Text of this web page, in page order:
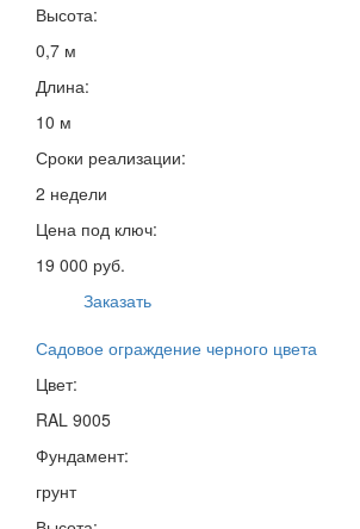
Высота:
0,7 м
Длина:
10 м
Сроки реализации:
2 недели
Цена под ключ:
19 000 руб.
Заказать
Садовое ограждение черного цвета
Цвет:
RAL 9005
Фундамент:
грунт